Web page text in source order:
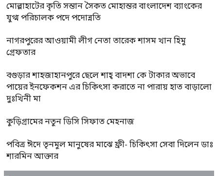
মোল্লাহাটের কৃতি সন্তান সৈকত মোহান্তর বাংলাদেশ ব্যাংকের
যুগ্ম পরিচালক পদে পদোন্নতি
নাগরপুরের আওয়ামী লীগ নেতা তারেক শাসম খান হিমু
গ্রেফতার
বগুড়ার শাহজাহানপুরে ছেলে শাহ্ বাদশা কে টাকার অভাবে
পায়ের ইনফেকশন এর চিকিৎসা করাতে না পারায় হাত বাড়ালো
দুঃখিনী মা
কুড়িগ্রামের নতুন ডিসি সিফাত মেহনাজ
পবিত্র ঈদে তৃনমুল মানুষের মাঝে ফ্রী- চিকিৎসা সেবা দিলেন ডাঃ
শারমিন আক্তার